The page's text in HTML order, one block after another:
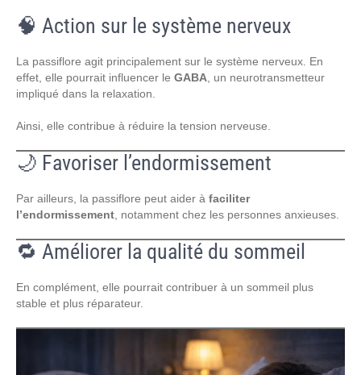
🧠 Action sur le système nerveux
La passiflore agit principalement sur le système nerveux. En
effet, elle pourrait influencer le GABA , un neurotransmetteur
impliqué dans la relaxation.
Ainsi, elle contribue à réduire la tension nerveuse.
🌙 Favoriser l’endormissement
Par ailleurs, la passiflore peut aider à faciliter
l’endormissement , notamment chez les personnes anxieuses.
🔁 Améliorer la qualité du sommeil
En complément, elle pourrait contribuer à un sommeil plus
stable et plus réparateur.